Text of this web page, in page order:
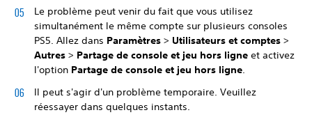
Le problème peut venir du fait que vous utilisez
simultanément le même compte sur plusieurs consoles
PS5. Allez dans Paramètres > Utilisateurs et comptes >
Autres > Partage de console et jeu hors ligne et activez
l'option Partage de console et jeu hors ligne.
Il peut s'agir d'un problème temporaire. Veuillez
réessayer dans quelques instants.